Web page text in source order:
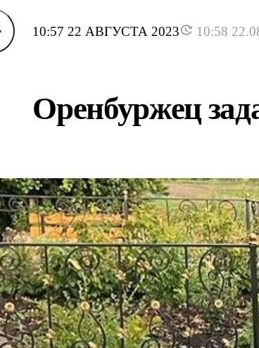
10:57 22 АВГУСТА 2023 10:58
Оренбуржец